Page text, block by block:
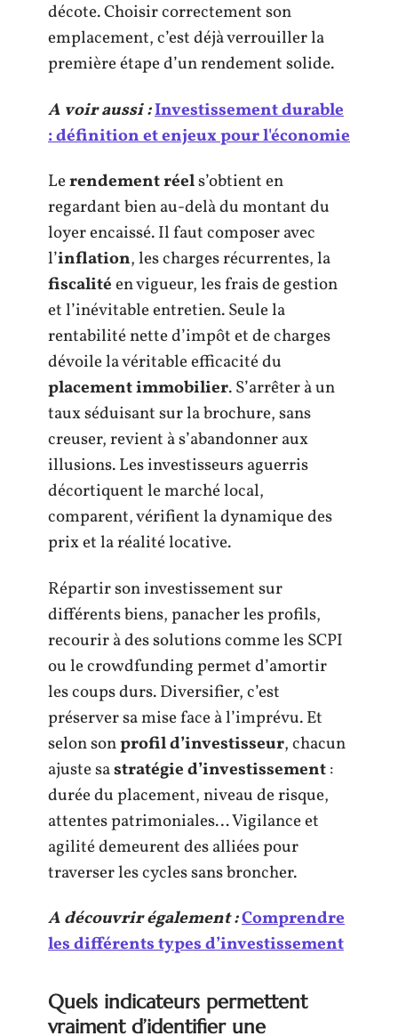
décote. Choisir correctement son
emplacement, c’est déjà verrouiller la
première étape d’un rendement solide.
A voir aussi :Investissement durable
: définition et enjeux pour l'économie
Lerendement réels’obtient en
regardant bien au-delà du montant du
loyer encaissé. Il faut composer avec
l’inflation, les charges récurrentes, la
fiscalitéen vigueur, les frais de gestion
et l’inévitable entretien. Seule la
rentabilité nette d’impôt et de charges
dévoile la véritable efficacité du
placement immobilier. S’arrêter à un
taux séduisant sur la brochure, sans
creuser, revient à s’abandonner aux
illusions. Les investisseurs aguerris
décortiquent le marché local,
comparent, vérifient la dynamique des
prix et la réalité locative.
Répartir son investissement sur
différents biens, panacher les profils,
recourir à des solutions comme les SCPI
ou le crowdfunding permet d’amortir
les coups durs. Diversifier, c’est
préserver sa mise face à l’imprévu. Et
selon sonprofil d’investisseur, chacun
ajuste sastratégie d’investissement:
durée du placement, niveau de risque,
attentes patrimoniales… Vigilance et
agilité demeurent des alliées pour
traverser les cycles sans broncher.
A découvrir également :Comprendre
les différents types d’investissement
Quels indicateurs permettent
vraiment d’identifier une